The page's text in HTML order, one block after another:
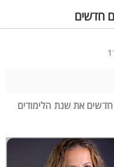
חדשים
את שנת הלימודים